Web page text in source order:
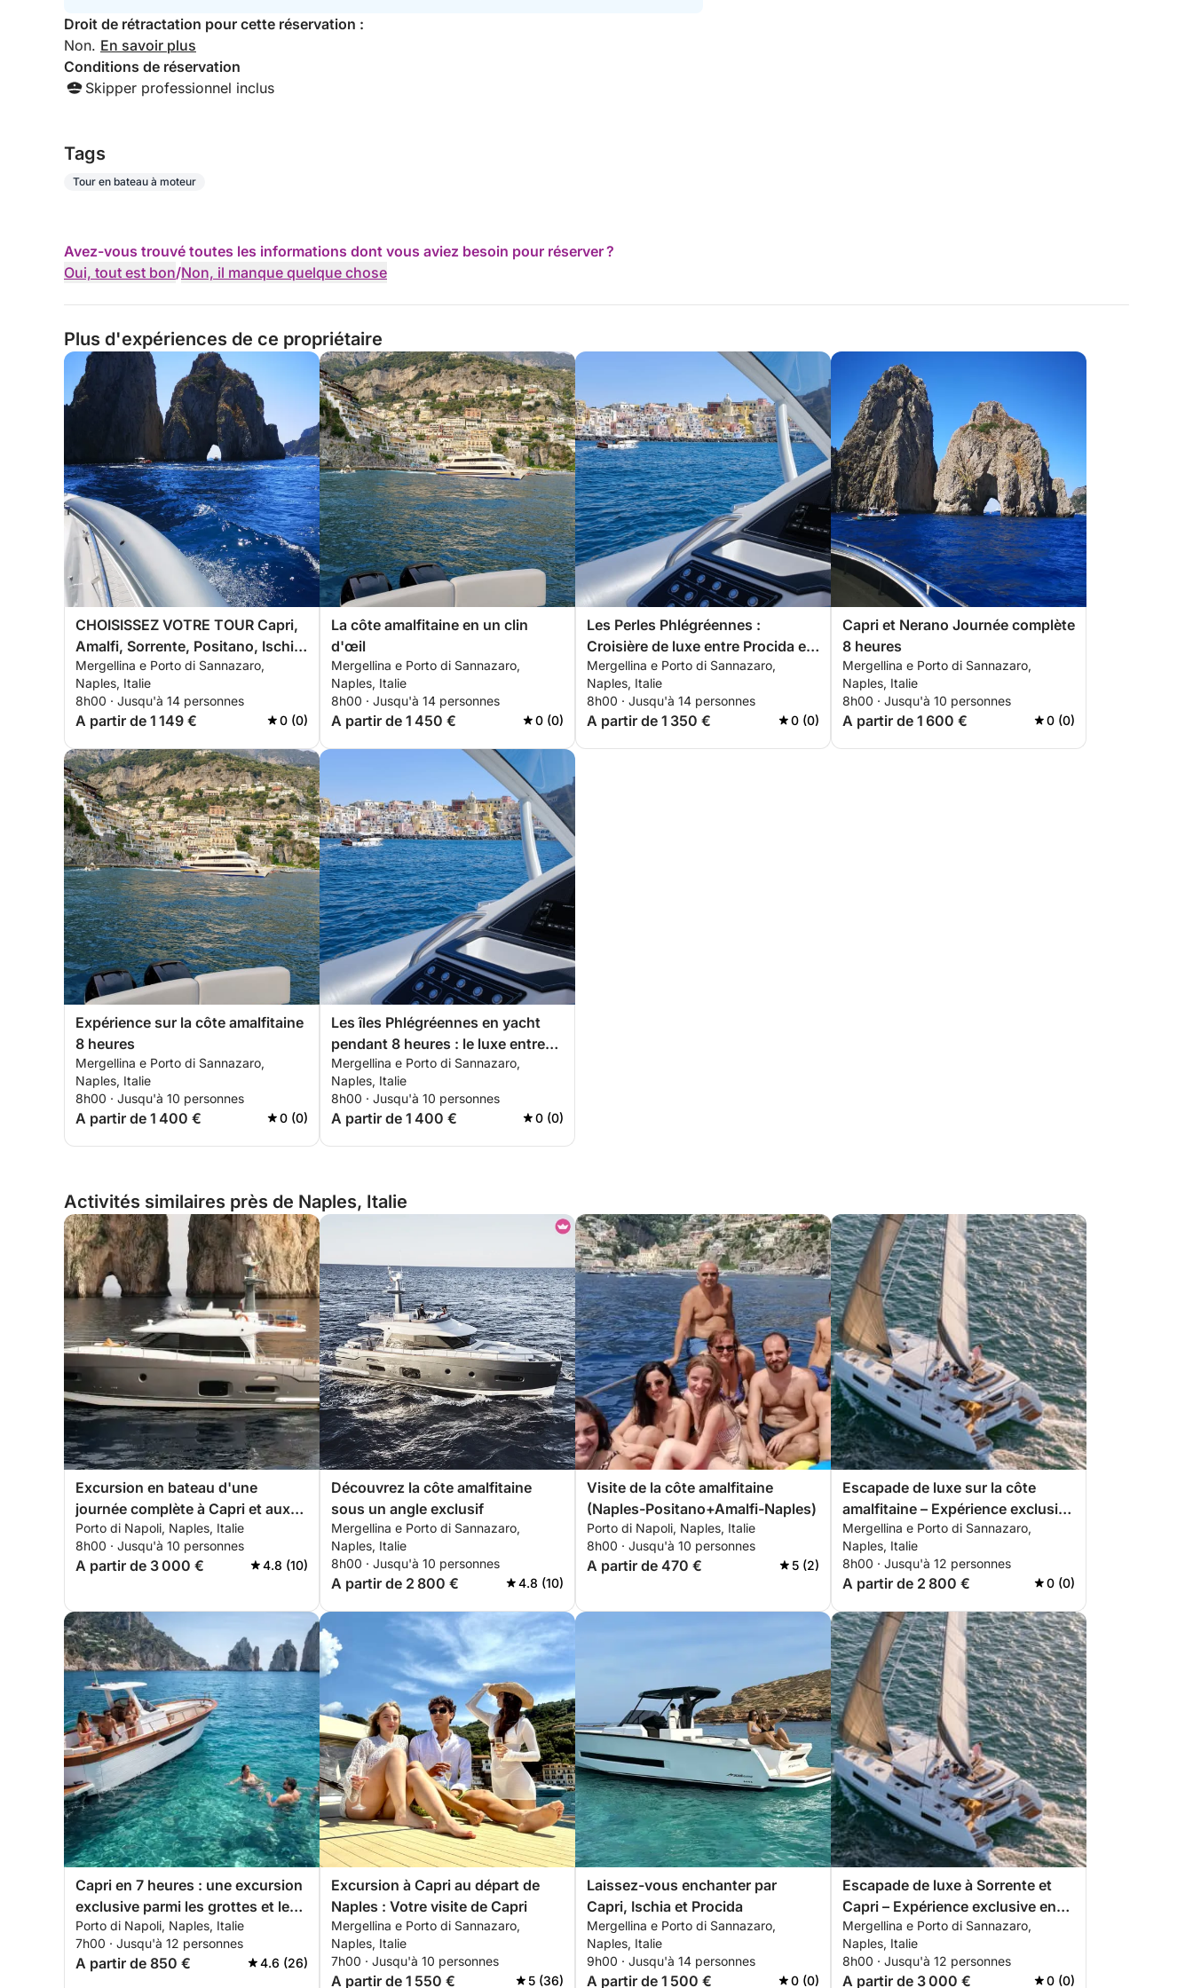
Droit de rétractation pour cette réservation :
Non. En savoir plus
Conditions de réservation
Skipper professionnel inclus
Tags
Tour en bateau à moteur
Avez-vous trouvé toutes les informations dont vous aviez besoin pour réserver ?
Oui, tout est bon/Non, il manque quelque chose
Plus d'expériences de ce propriétaire
CHOISISSEZ VOTRE TOUR Capri,
Amalfi, Sorrente, Positano, Ischia,
Procida, Nerano
Mergellina e Porto di Sannazaro,
Naples, Italie
8h00 · Jusqu'à 14 personnes
A partir de 1 149 € 0 (0)
La côte amalfitaine en un clin
d'œil
Mergellina e Porto di Sannazaro,
Naples, Italie
8h00 · Jusqu'à 14 personnes
A partir de 1 450 € 0 (0)
Les Perles Phlégréennes :
Croisière de luxe entre Procida et
Ischia
Mergellina e Porto di Sannazaro,
Naples, Italie
8h00 · Jusqu'à 14 personnes
A partir de 1 350 € 0 (0)
Capri et Nerano Journée complète
8 heures
Mergellina e Porto di Sannazaro,
Naples, Italie
8h00 · Jusqu'à 10 personnes
A partir de 1 600 € 0 (0)
Expérience sur la côte amalfitaine
8 heures
Mergellina e Porto di Sannazaro,
Naples, Italie
8h00 · Jusqu'à 10 personnes
A partir de 1 400 € 0 (0)
Les îles Phlégréennes en yacht
pendant 8 heures : le luxe entre
Procida et Ischia
Mergellina e Porto di Sannazaro,
Naples, Italie
8h00 · Jusqu'à 10 personnes
A partir de 1 400 € 0 (0)
Activités similaires près de Naples, Italie
Excursion en bateau d'une
journée complète à Capri et aux
Faraglioni au départ de Naples
Porto di Napoli, Naples, Italie
8h00 · Jusqu'à 10 personnes
A partir de 3 000 € 4.8 (10)
Découvrez la côte amalfitaine
sous un angle exclusif
Mergellina e Porto di Sannazaro,
Naples, Italie
8h00 · Jusqu'à 10 personnes
A partir de 2 800 € 4.8 (10)
Visite de la côte amalfitaine
(Naples-Positano+Amalfi-Naples)
Porto di Napoli, Naples, Italie
8h00 · Jusqu'à 10 personnes
A partir de 470 € 5 (2)
Escapade de luxe sur la côte
amalfitaine – Expérience exclusive
en catamaran
Mergellina e Porto di Sannazaro,
Naples, Italie
8h00 · Jusqu'à 12 personnes
A partir de 2 800 € 0 (0)
Capri en 7 heures : une excursion
exclusive parmi les grottes et les
Faraglioni à bord du Mimì 9.5 Elite
Porto di Napoli, Naples, Italie
7h00 · Jusqu'à 12 personnes
A partir de 850 € 4.6 (26)
Excursion à Capri au départ de
Naples : Votre visite de Capri
Mergellina e Porto di Sannazaro,
Naples, Italie
7h00 · Jusqu'à 10 personnes
A partir de 1 550 € 5 (36)
Laissez-vous enchanter par
Capri, Ischia et Procida
Mergellina e Porto di Sannazaro,
Naples, Italie
9h00 · Jusqu'à 14 personnes
A partir de 1 500 € 0 (0)
Escapade de luxe à Sorrente et
Capri – Expérience exclusive en
catamaran
Mergellina e Porto di Sannazaro,
Naples, Italie
8h00 · Jusqu'à 12 personnes
A partir de 3 000 € 0 (0)